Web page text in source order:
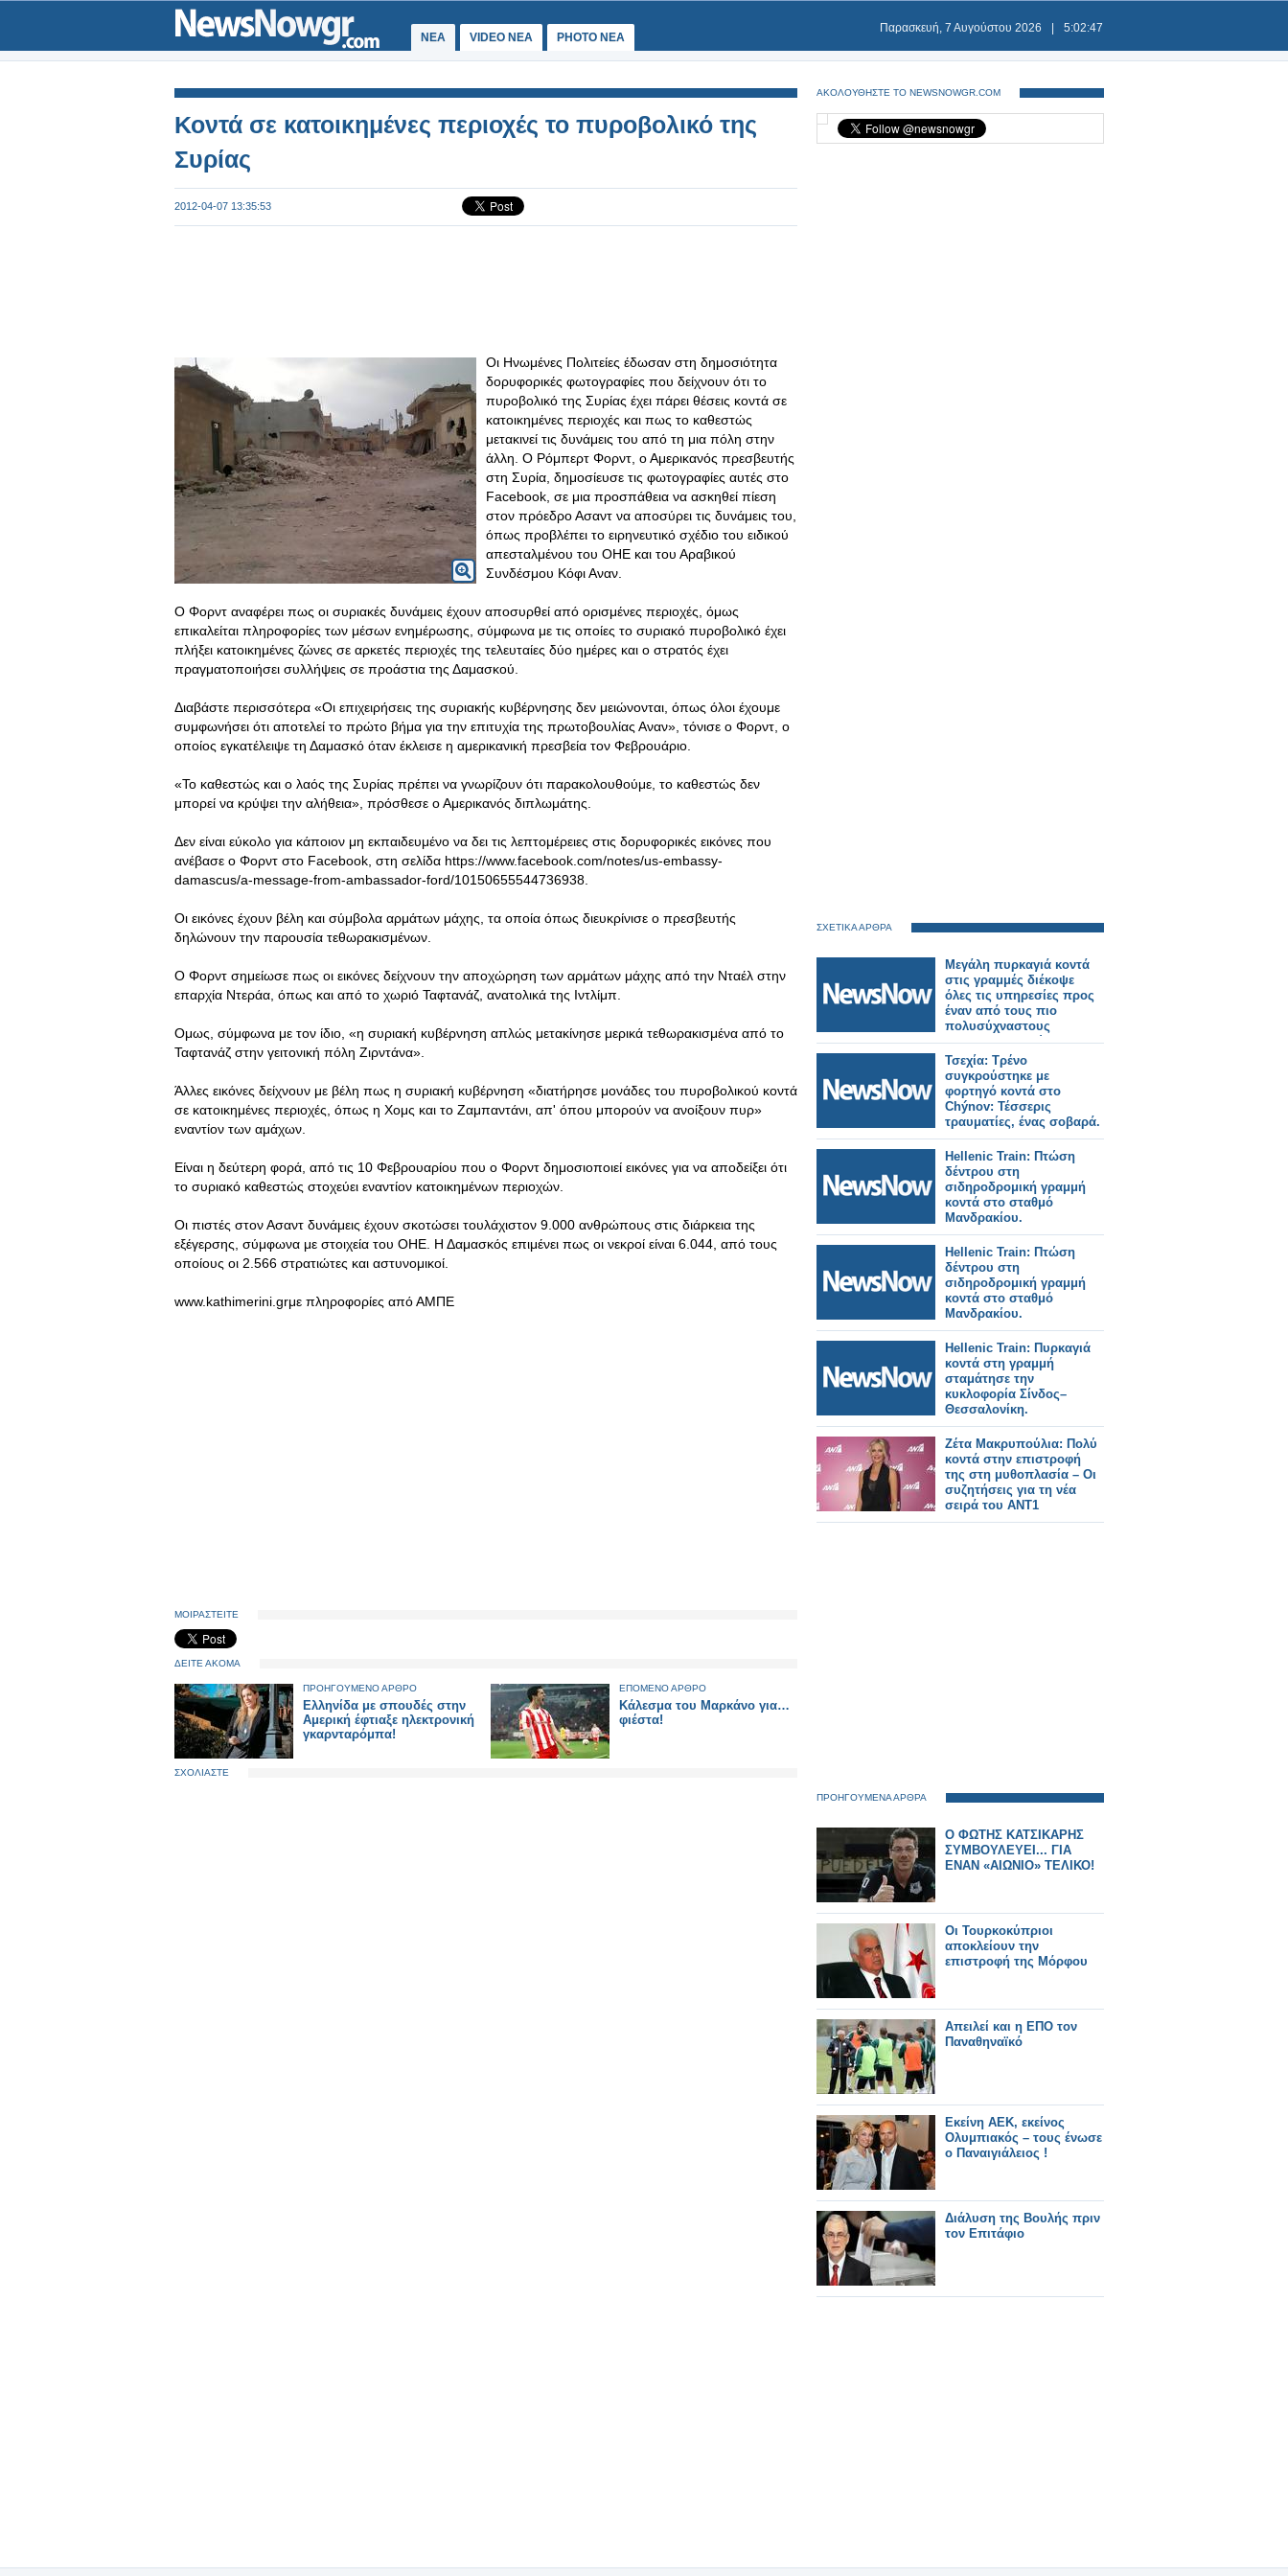
ΝΕΑ VIDEO NEA PHOTO NEA
Παρασκευή, 7 Αυγούστου 2026 5:02:48
Κοντά σε κατοικημένες περιοχές το πυροβολικό της
Συρίας
2012-04-07 13:35:53
Οι Ηνωμένες Πολιτείες έδωσαν στη δημοσιότητα
δορυφορικές φωτογραφίες που δείχνουν ότι το
πυροβολικό της Συρίας έχει πάρει θέσεις κοντά σε
κατοικημένες περιοχές και πως το καθεστώς
μετακινεί τις δυνάμεις του από τη μια πόλη στην
άλλη. Ο Ρόμπερτ Φορντ, ο Αμερικανός πρεσβευτής
στη Συρία, δημοσίευσε τις φωτογραφίες αυτές στο
Facebook, σε μια προσπάθεια να ασκηθεί πίεση
στον πρόεδρο Ασαντ να αποσύρει τις δυνάμεις του,
όπως προβλέπει το ειρηνευτικό σχέδιο του ειδικού
απεσταλμένου του ΟΗΕ και του Αραβικού
Συνδέσμου Κόφι Αναν.
Ο Φορντ αναφέρει πως οι συριακές δυνάμεις έχουν αποσυρθεί από ορισμένες περιοχές, όμως
επικαλείται πληροφορίες των μέσων ενημέρωσης, σύμφωνα με τις οποίες το συριακό πυροβολικό έχει
πλήξει κατοικημένες ζώνες σε αρκετές περιοχές της τελευταίες δύο ημέρες και ο στρατός έχει
πραγματοποιήσει συλλήψεις σε προάστια της Δαμασκού.
Διαβάστε περισσότερα «Οι επιχειρήσεις της συριακής κυβέρνησης δεν μειώνονται, όπως όλοι έχουμε
συμφωνήσει ότι αποτελεί το πρώτο βήμα για την επιτυχία της πρωτοβουλίας Αναν», τόνισε ο Φορντ, ο
οποίος εγκατέλειψε τη Δαμασκό όταν έκλεισε η αμερικανική πρεσβεία τον Φεβρουάριο.
«Το καθεστώς και ο λαός της Συρίας πρέπει να γνωρίζουν ότι παρακολουθούμε, το καθεστώς δεν
μπορεί να κρύψει την αλήθεια», πρόσθεσε ο Αμερικανός διπλωμάτης.
Δεν είναι εύκολο για κάποιον μη εκπαιδευμένο να δει τις λεπτομέρειες στις δορυφορικές εικόνες που
ανέβασε ο Φορντ στο Facebook, στη σελίδα https://www.facebook.com/notes/us-embassy-
damascus/a-message-from-ambassador-ford/10150655544736938.
Οι εικόνες έχουν βέλη και σύμβολα αρμάτων μάχης, τα οποία όπως διευκρίνισε ο πρεσβευτής
δηλώνουν την παρουσία τεθωρακισμένων.
Ο Φορντ σημείωσε πως οι εικόνες δείχνουν την αποχώρηση των αρμάτων μάχης από την Νταέλ στην
επαρχία Ντεράα, όπως και από το χωριό Ταφτανάζ, ανατολικά της Ιντλίμπ.
Ομως, σύμφωνα με τον ίδιο, «η συριακή κυβέρνηση απλώς μετακίνησε μερικά τεθωρακισμένα από το
Ταφτανάζ στην γειτονική πόλη Ζιρντάνα».
Άλλες εικόνες δείχνουν με βέλη πως η συριακή κυβέρνηση «διατήρησε μονάδες του πυροβολικού κοντά
σε κατοικημένες περιοχές, όπως η Χομς και το Ζαμπαντάνι, απ' όπου μπορούν να ανοίξουν πυρ»
εναντίον των αμάχων.
Είναι η δεύτερη φορά, από τις 10 Φεβρουαρίου που ο Φορντ δημοσιοποιεί εικόνες για να αποδείξει ότι
το συριακό καθεστώς στοχεύει εναντίον κατοικημένων περιοχών.
Οι πιστές στον Ασαντ δυνάμεις έχουν σκοτώσει τουλάχιστον 9.000 ανθρώπους στις διάρκεια της
εξέγερσης, σύμφωνα με στοιχεία του ΟΗΕ. Η Δαμασκός επιμένει πως οι νεκροί είναι 6.044, από τους
οποίους οι 2.566 στρατιώτες και αστυνομικοί.
www.kathimerini.grμε πληροφορίες από ΑΜΠΕ
ΜΟΙΡΑΣΤΕΙΤΕ
ΔΕΙΤΕ ΑΚΟΜΑ
ΠΡΟΗΓΟΥΜΕΝΟ ΑΡΘΡΟ
Eλληνίδα με σπουδές στην
Αμερική έφτιαξε ηλεκτρονική
γκαρνταρόμπα!
ΕΠΟΜΕΝΟ ΑΡΘΡΟ
Κάλεσμα του Μαρκάνο για…
φιέστα!
ΣΧΟΛΙΑΣΤΕ
ΑΚΟΛΟΥΘΗΣΤΕ ΤΟ NEWSNOWGR.COM
ΣΧΕΤΙΚΑ ΑΡΘΡΑ
Μεγάλη πυρκαγιά κοντά
στις γραμμές διέκοψε
όλες τις υπηρεσίες προς
έναν από τους πιο
πολυσύχναστους
σιδηροδρομικούς
σταθμούς του Λονδίνου.
Τσεχία: Τρένο
συγκρούστηκε με
φορτηγό κοντά στο
Chýnov: Τέσσερις
τραυματίες, ένας σοβαρά.
Hellenic Train: Πτώση
δέντρου στη
σιδηροδρομική γραμμή
κοντά στο σταθμό
Μανδρακίου.
Hellenic Train: Πτώση
δέντρου στη
σιδηροδρομική γραμμή
κοντά στο σταθμό
Μανδρακίου.
Hellenic Train: Πυρκαγιά
κοντά στη γραμμή
σταμάτησε την
κυκλοφορία Σίνδος–
Θεσσαλονίκη.
Ζέτα Μακρυπούλια: Πολύ
κοντά στην επιστροφή
της στη μυθοπλασία – Οι
συζητήσεις για τη νέα
σειρά του ΑΝΤ1
ΠΡΟΗΓΟΥΜΕΝΑ ΑΡΘΡΑ
Ο ΦΩΤΗΣ ΚΑΤΣΙΚΑΡΗΣ
ΣΥΜΒΟΥΛΕΥΕΙ... ΓΙΑ
ΕΝΑΝ «ΑΙΩΝΙΟ» ΤΕΛΙΚΟ!
Οι Τουρκοκύπριοι
αποκλείουν την
επιστροφή της Μόρφου
Απειλεί και η ΕΠΟ τον
Παναθηναϊκό
Εκείνη ΑΕΚ, εκείνος
Ολυμπιακός – τους ένωσε
ο Παναιγιάλειος !
Διάλυση της Bουλής πριν
τον Επιτάφιο